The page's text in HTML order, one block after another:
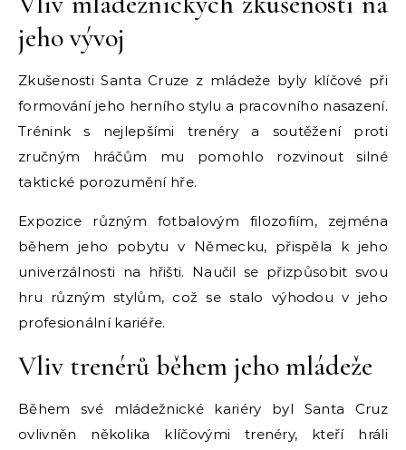
jeho vývoj
Zkušenosti Santa Cruze z mládeže byly klíčové při
formování jeho herního stylu a pracovního nasazení.
Trénink s nejlepšími trenéry a soutěžení proti
zručným hráčům mu pomohlo rozvinout silné
taktické porozumění hře.
Expozice různým fotbalovým filozofiím, zejména
během jeho pobytu v Německu, přispěla k jeho
univerzálnosti na hřišti. Naučil se přizpůsobit svou
hru různým stylům, což se stalo výhodou v jeho
profesionální kariéře.
Vliv trenérů během jeho mládeže
Během své mládežnické kariéry byl Santa Cruz
ovlivněn několika klíčovými trenéry, kteří hráli